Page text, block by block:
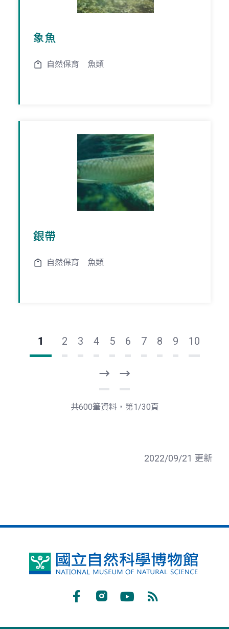
象魚
自然保育 魚類
銀帶
自然保育 魚類
1 2 3 4 5 6 7 8 9 10
一
頁
後
一
共600筆資料，第1/30頁
2022/09/21 更新
國